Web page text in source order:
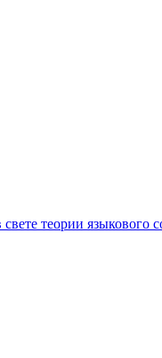
теории языкового